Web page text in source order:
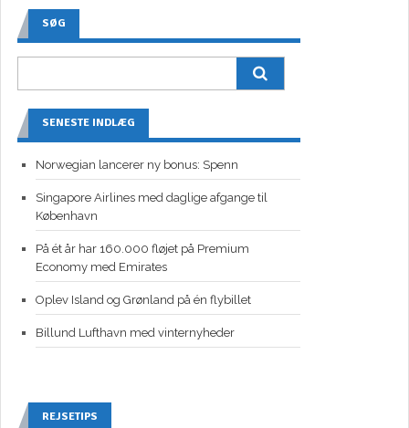
SØG
SENESTE INDLÆG
Norwegian lancerer ny bonus: Spenn
Singapore Airlines med daglige afgange til
København
På ét år har 160.000 fløjet på Premium
Economy med Emirates
Oplev Island og Grønland på én flybillet
Billund Lufthavn med vinternyheder
REJSETIPS